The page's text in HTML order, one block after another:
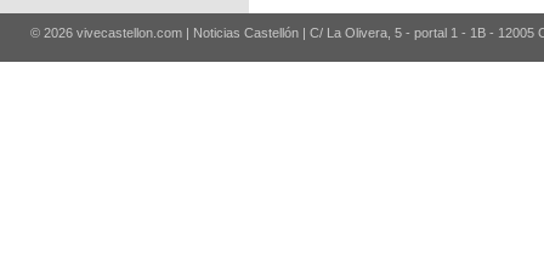
© 2026 vivecastellon.com | Noticias Castellón | C/ La Olivera, 5 - portal 1 - 1B - 12005